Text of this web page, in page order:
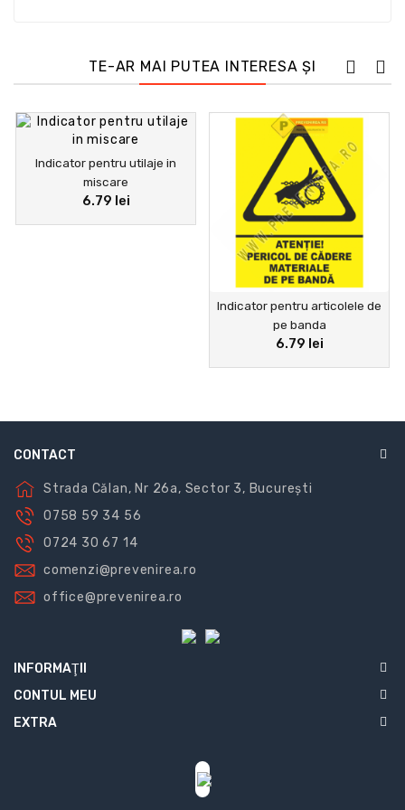
ieșirile de utilizat în caz de pericol și sunt recunoscute
prin forma lor pătrată cu pictogramă albă pe fond
TE-AR MAI PUTEA INTERESA ȘI
Indicator pentru utilaje in
miscare
6.79 lei
Indicator pentru articolele de
pe banda
6.79 lei
CONTACT
Strada Călan, Nr 26a, Sector 3, București
0758 59 34 56
0724 30 67 14
comenzi@prevenirea.ro
office@prevenirea.ro
INFORMAŢII
CONTUL MEU
EXTRA